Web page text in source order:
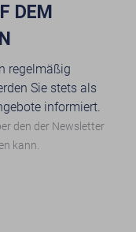
DEM
regelmäßig
Sie stets als
informiert.
den der Newsletter
kann.